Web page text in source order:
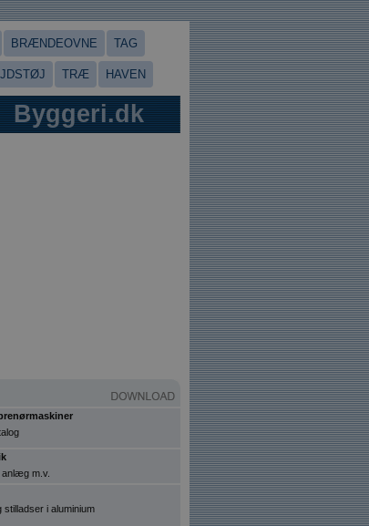
BRÆNDEOVNE TAG
TRÆ HAVEN
Byggeri.dk
anlæg m.v.
stilladser i aluminium